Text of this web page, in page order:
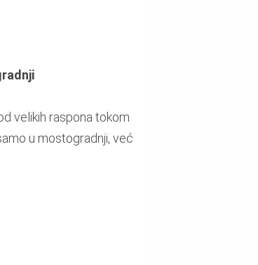
velikih raspona tokom
u mostogradnji, već